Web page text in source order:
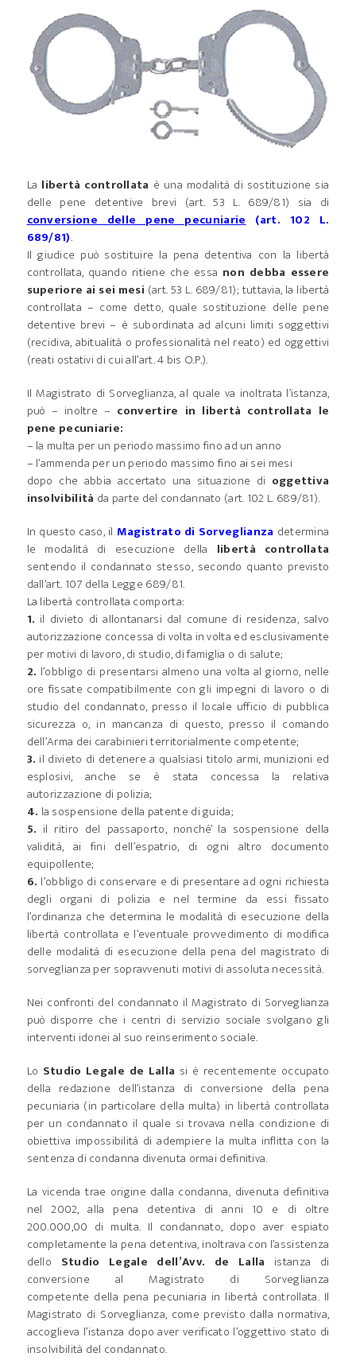
La libertà controllata è una modalità di sostituzione sia
delle pene detentive brevi (art. 53 L. 689/81) sia di
conversione delle pene pecuniarie(art. 102 L.
689/81).
Il giudice può sostituire la pena detentiva con la libertà
controllata, quando ritiene che essa non debba essere
superiore ai sei mesi (art. 53 L. 689/81); tuttavia, la libertà
controllata – come detto, quale sostituzione delle pene
detentive brevi – è subordinata ad alcuni limiti soggettivi
(recidiva, abitualità o professionalità nel reato) ed oggettivi
(reati ostativi di cui all’art. 4 bis O.P.).
Il Magistrato di Sorveglianza, al quale va inoltrata l’istanza,
può – inoltre – convertire in libertà controllata le
pene pecuniarie:
– la multa per un periodo massimo fino ad un anno
– l’ammenda per un periodo massimo fino ai sei mesi
dopo che abbia accertato una situazione di oggettiva
insolvibilità da parte del condannato (art. 102 L. 689/81).
In questo caso, il Magistrato di Sorveglianza determina
le modalità di esecuzione della libertà controllata
sentendo il condannato stesso, secondo quanto previsto
dall’art. 107 della Legge 689/81.
La libertà controllata comporta:
1. il divieto di allontanarsi dal comune di residenza, salvo
autorizzazione concessa di volta in volta ed esclusivamente
per motivi di lavoro, di studio, di famiglia o di salute;
2. l’obbligo di presentarsi almeno una volta al giorno, nelle
ore fissate compatibilmente con gli impegni di lavoro o di
studio del condannato, presso il locale ufficio di pubblica
sicurezza o, in mancanza di questo, presso il comando
dell’Arma dei carabinieri territorialmente competente;
3. il divieto di detenere a qualsiasi titolo armi, munizioni ed
esplosivi, anche se è stata concessa la relativa
autorizzazione di polizia;
4. la sospensione della patente di guida;
5. il ritiro del passaporto, nonché’ la sospensione della
validità, ai fini dell’espatrio, di ogni altro documento
equipollente;
6. l’obbligo di conservare e di presentare ad ogni richiesta
degli organi di polizia e nel termine da essi fissato
l’ordinanza che determina le modalità di esecuzione della
libertà controllata e l’eventuale provvedimento di modifica
delle modalità di esecuzione della pena del magistrato di
sorveglianza per sopravvenuti motivi di assoluta necessità.
Nei confronti del condannato il Magistrato di Sorveglianza
può disporre che i centri di servizio sociale svolgano gli
interventi idonei al suo reinserimento sociale.
Lo Studio Legale de Lalla si è recentemente occupato
della redazione dell’istanza di conversione della pena
pecuniaria (in particolare della multa) in libertà controllata
per un condannato il quale si trovava nella condizione di
obiettiva impossibilità di adempiere la multa inflitta con la
sentenza di condanna divenuta ormai definitiva.
La vicenda trae origine dalla condanna, divenuta definitiva
nel 2002, alla pena detentiva di anni 10 e di oltre
200.000,00 di multa. Il condannato, dopo aver espiato
completamente la pena detentiva, inoltrava con l’assistenza
dello Studio Legale dell’Avv. de Lalla istanza di
conversione al Magistrato di Sorveglianza
competente della pena pecuniaria in libertà controllata. Il
Magistrato di Sorveglianza, come previsto dalla normativa,
accoglieva l’istanza dopo aver verificato l’oggettivo stato di
insolvibilità del condannato.